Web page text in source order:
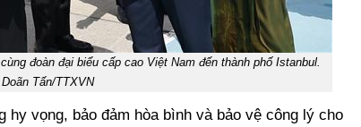
đoàn đại biểu cấp cao Việt Nam đến thành phố Istanbul.
Tấn/TTXVN
vọng, bảo đảm hòa bình và bảo vệ công lý cho